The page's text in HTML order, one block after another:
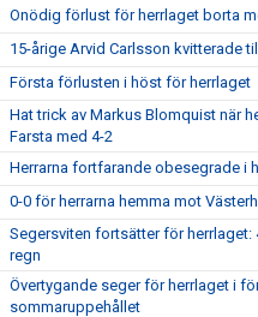
Onödig förlust för herrlaget borta
15-årige Arvid Carlsson kvitterade
Första förlusten i höst för herrlaget
Hat trick av Markus Blomquist när
Farsta med 4-2
Herrarna fortfarande obesegrade i
0-0 för herrarna hemma mot
Segersviten fortsätter för herrlaget:
regn
Övertygande seger för herrlaget i
sommaruppehållet